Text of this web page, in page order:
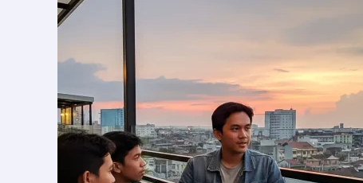
Bersama
Iftar